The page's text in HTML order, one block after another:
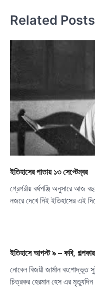
Related Posts
ইতিহাসের পাতায় ১৩ সেপ্টেম্বর
গ্রেগরীয় বর্ষপঞ্জি অনুসারে আজ
নজরে দেখে নিই ইতিহাসের এই
ইতিহাসে আগস্ট ৯ – কবি,
নোবেল বিজয়ী জার্মান বংশোদ্ভূত
চিত্রকর হেরমান হেস এর